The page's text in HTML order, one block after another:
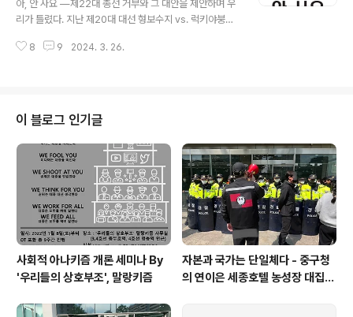
다. 주방은 각 요리를 준비하는 구역으로 나뉘어져 있었고,
기 위해 찾아온 수많은 동지들의 주문을 소화하기 위해서
아, 안 사요 ―제22대 총선 거부와 그 대안을 제안하며 우
리가 틀렸다. 지난 제20대 대선 형보수지 vs. 럭키야붕이
나위 없이 또렷이 드러내는 끔찍한 선거라고 생각했지만,
가. 몇몇 정당만의 문제가 아니다. 그냥 총체적 난국이다.
여당인 국민의힘은 대통령을 위시해 당내 도처에 널린 문
제점들을 이 악물고 못 본 척하며 외면하고, 스스로 정한 기
준에 미달하는 후보들을 쳐내고도 무소속 출마하는 꼬락서
니들을 막을 능력도, 의지도 아무것도 없다. 그러니까, 고작
이 정도 기준과 능력으로..
8 9 2024. 3. 26.
이 블로그 인기글
사회적 아나키즘 개론 세미나 By
'우리들의 상호부조', 말랑키즘
자본과 국가는 단일체다 - 중구청
의 연이은 세종호텔 농성장 대집행